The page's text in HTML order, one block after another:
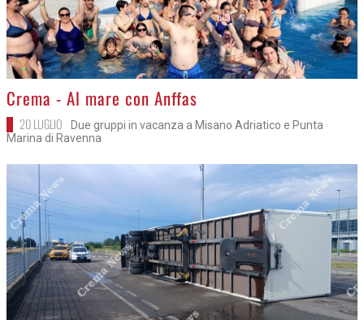
>
Crema - Al mare con Anffas
20 LUGLIO
Due gruppi in vacanza a Misano Adriatico e Punta
Marina di Ravenna